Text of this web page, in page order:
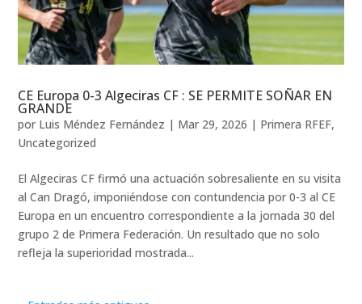
CE Europa 0-3 Algeciras CF : SE PERMITE SOÑAR EN
GRANDE
por Luis Méndez Fernández | Mar 29, 2026 | Primera RFEF,
Uncategorized
El Algeciras CF firmó una actuación sobresaliente en su visita
al Can Dragó, imponiéndose con contundencia por 0-3 al CE
Europa en un encuentro correspondiente a la jornada 30 del
grupo 2 de Primera Federación. Un resultado que no solo
refleja la superioridad mostrada...